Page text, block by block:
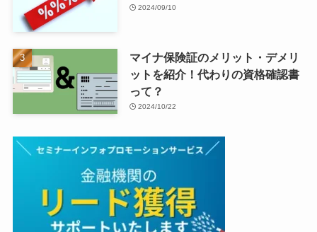
2024/09/10
マイナ保険証のメリット・デメリ
ットを紹介！代わりの資格確認書
って？
2024/10/22